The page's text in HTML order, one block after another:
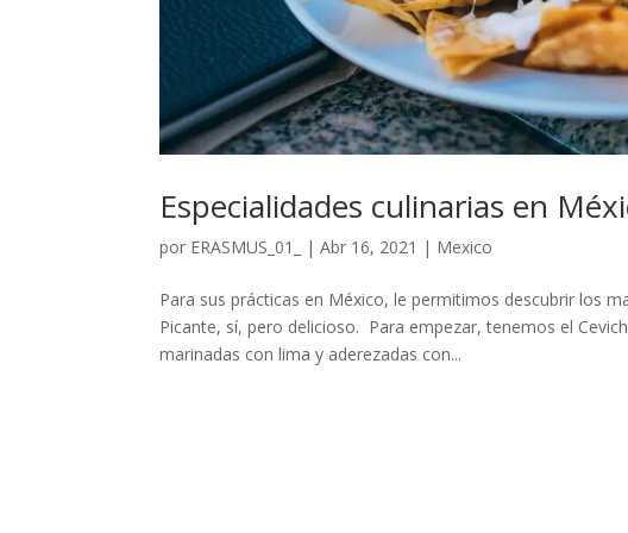
Especialidades culinarias en
por ERASMUS_01_ |Abr 16, 2021 | Mexico
Para sus prácticas en México, le permitimos descubrir los
Picante, sí, pero delicioso. Para empezar, tenemos el
marinadas con lima y aderezadas con...